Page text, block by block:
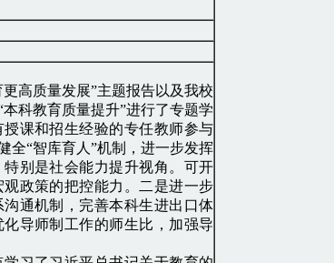
高质量发展”主题报告以及我校
科教育质量提升”进行了专题学
课和招生经验的专任教师参与
全“智库育人”机制，进一步发挥
别是社会能力提升视角。可开
政策的把控能力。二是进一步
通机制，完善本科生进出口体
导师制工作的师生比，加强导